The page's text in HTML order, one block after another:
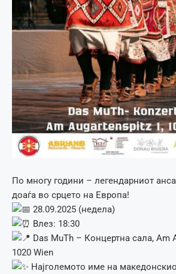
По многу години – легендарниот
доаѓа во срцето на Европа!
28.09.2025 (недела)
Влез: 18:30
Das MuTh – Концертна сала, Am
1020 Wien
Најголемото име на